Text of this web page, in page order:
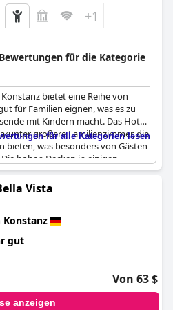
+1
für die Kategorie
bietet eine Reihe von
für Familien eignen, was es zu
mit Kindern macht. Das Hotel
größere Familienzimmer, die
bieten, was besonders von Gästen
hohen Decken in einigen
bei und machen den
Atmosphäre des
kinderfreundlichen
Eltern den Morgen. Die
in der Nähe der Altstadt und des
in die Stadt und bietet
Sehenswürdigkeiten.
dass bestimmte Zimmer,
für alle Kategorien lesen
Vista
Konstanz
gut
Von 63 $
anzeigen